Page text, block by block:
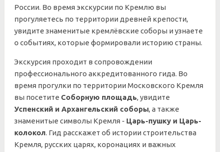
России. Во время экскурсии по Кремлю вы
прогуляетесь по территории древней крепости,
увидите знаменитые кремлёвские соборы и узнаете
о событиях, которые формировали историю страны.
Экскурсия проходит в сопровождении
профессионального аккредитованного гида. Во
время прогулки по территории Московского Кремля
вы посетите Соборную площадь, увидите
Успенский и Архангельский соборы, а также
знаменитые символы Кремля - Царь-пушку и Царь-
колокол. Гид расскажет об истории строительства
Кремля, русских царях, коронациях и важных